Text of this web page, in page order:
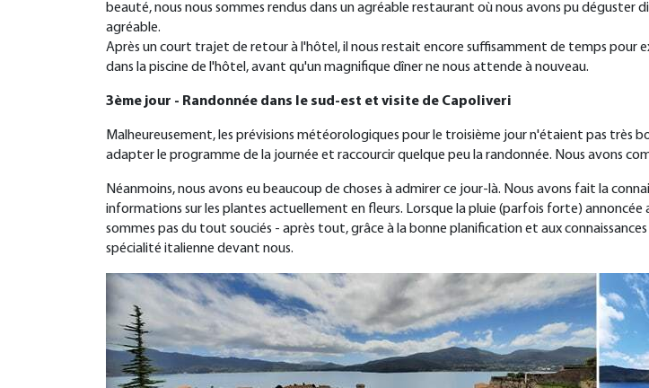
beauté, nous nous sommes rendus dans un agréable restaurant où nous avons pu
agréable.
Après un court trajet de retour à l'hôtel, il nous restait encore suffisamment de temps pour
dans la piscine de l'hôtel, avant qu'un magnifique dîner ne nous attende à nouveau.
3ème jour - Randonnée dans le sud-est et visite de Capoliveri
Malheureusement, les prévisions météorologiques pour le troisième jour n'étaient pas très
adapter le programme de la journée et raccourcir quelque peu la randonnée. Nous avons
Néanmoins, nous avons eu beaucoup de choses à admirer ce jour-là. Nous avons fait la
informations sur les plantes actuellement en fleurs. Lorsque la pluie (parfois forte) annoncée
sommes pas du tout souciés - après tout, grâce à la bonne planification et aux
spécialité italienne devant nous.